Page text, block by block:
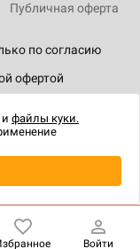
по согласию
офертой
Публичная оферта
Войти
и файлы куки.